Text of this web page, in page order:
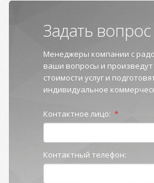
Задать вопрос
Менеджеры компании с
ваши вопросы и произведут
стоимости услуг и
индивидуальное
Контактное лицо: *
Контактный телефон: